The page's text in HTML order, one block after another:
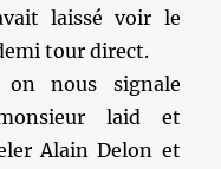
laissé voir le
tour direct.
nous signale
laid et
Alain Delon et